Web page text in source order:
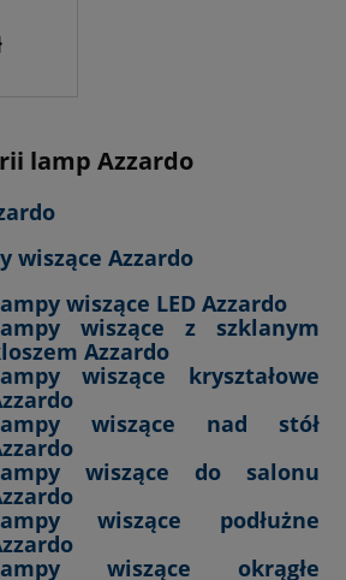
lamp Azzardo
wiszące Azzardo
wiszące LED Azzardo
wiszące z szklanym
Azzardo
wiszące kryształowe
wiszące nad stół
wiszące do salonu
wiszące podłużne
wiszące okrągłe